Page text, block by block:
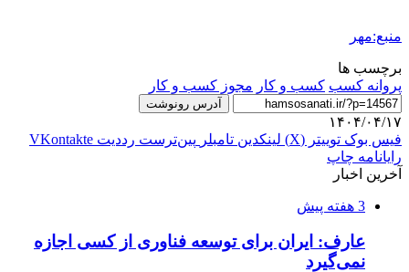
منبع:مهر
برچسب ها
پروانه کسب کسب و کار مجوز کسب و کار
آدرس رونوشت
۱۴۰۴/۰۴/۱۷
فیس بوک توییتر (X) لینکدین ‫تامبلر ‫پین‌ترست ‫رددیت ‫VKontakte
رایانامه چاپ
آخرین اخبار
3 هفته پیش
عارف: ایران برای توسعه فناوری از کسی اجازه
نمی‌گیرد